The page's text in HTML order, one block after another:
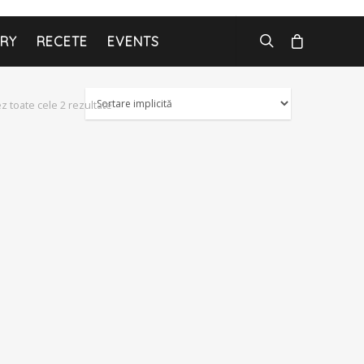
RECETE EVENTS
toate cele 2 rezultate